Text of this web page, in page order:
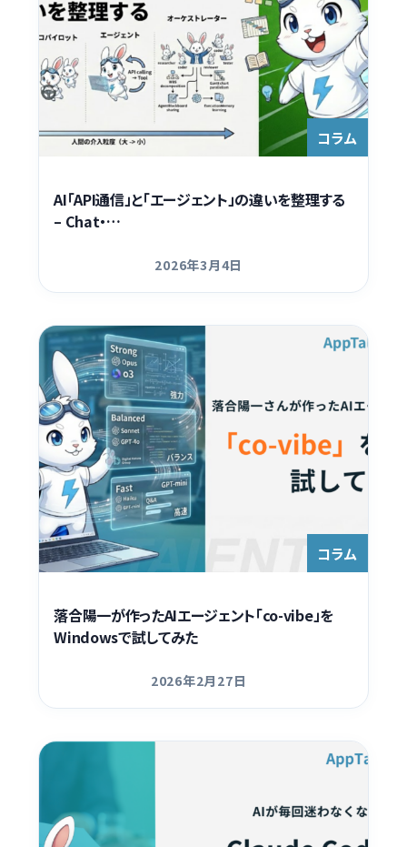
コラム
AI「API通信」と「エージェント」の違いを整理する
– Chat・…
更新日
2026年3月4日
コラム
落合陽一が作ったAIエージェント「co-vibe」を
Windowsで試してみた
更新日
2026年2月27日